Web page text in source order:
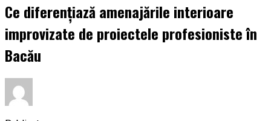
Ce diferențiază amenajările interioare
improvizate de proiectele profesioniste în
Bacău